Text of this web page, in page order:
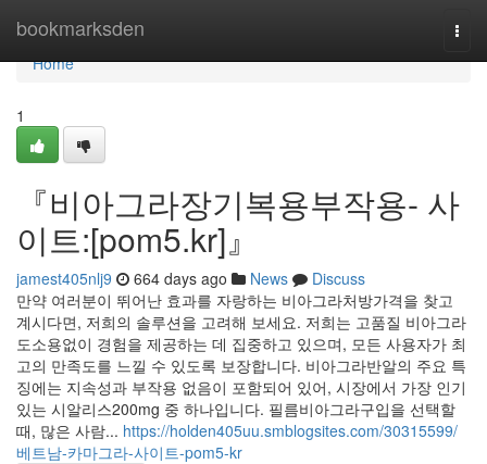
bookmarksden
Home
Home
1
『비아그라장기복용부작용- 사
이트:[pom5.kr]』
jamest405nlj9 664 days ago News
Discuss
만약 여러분이 뛰어난 효과를 자랑하는 비아그라처방가격을 찾고
계시다면, 저희의 솔루션을 고려해 보세요. 저희는 고품질 비아그라
도소용없이 경험을 제공하는 데 집중하고 있으며, 모든 사용자가 최
고의 만족도를 느낄 수 있도록 보장합니다. 비아그라반알의 주요 특
징에는 지속성과 부작용 없음이 포함되어 있어, 시장에서 가장 인기
있는 시알리스200mg 중 하나입니다. 필름비아그라구입을 선택할
때, 많은 사람... https://holden405uu.smblogsites.com/30315599/
베트남-카마그라-사이트-pom5-kr